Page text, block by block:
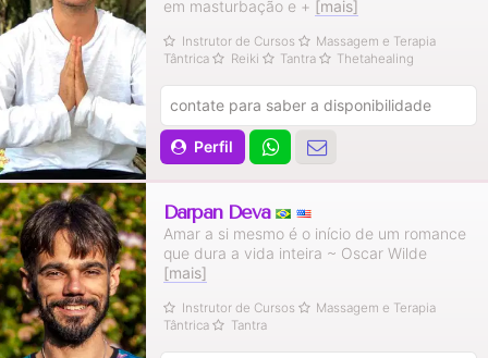
em masturbação e + [mais]
Instrutor de Cursos
Massagem e Terapia
Tântrica
Reiki Tantra Thetahealing
Perfil
contate para saber a disponibilidade
Darpan Deva
Amar a si mesmo é o início de um romance
que dura a vida inteira ~ Oscar Wilde
[mais]
Instrutor de Cursos
Massagem e Terapia
Tântrica
Tantra